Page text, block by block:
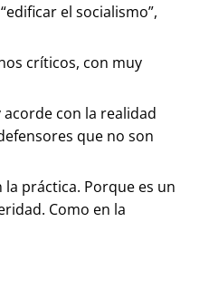
el socialismo”,
críticos, con muy
con la realidad
que no son
la práctica. Porque es un
Como en la